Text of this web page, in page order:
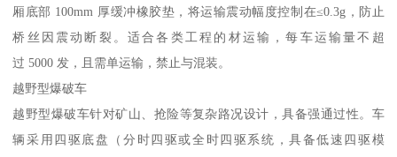
厢底部 100mm 厚缓冲橡胶垫，将运输震动幅度控制在≤0.3g，防止
桥丝因震动断裂。适合各类工程的材运输，每车运输量不超
过 5000 发，且需单运输，禁止与混装。​
越野型爆破车​
越野型爆破车针对矿山、抢险等复杂路况设计，具备强通过性。车
辆采用四驱底盘（分时四驱或全时四驱系统，具备低速四驱模